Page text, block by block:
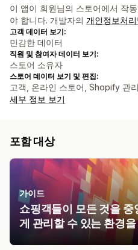
이 앱이 회원님의 스토어에서 작
야 합니다. 개발자의 개인정보처리
고객 데이터 보기:
민감한 데이터
직원 및 참여자 데이터 보기:
스토어 소유자
스토어 데이터 보기 및 편집:
고객, 온라인 스토어, Shopify 관
세부 정보 보기
포함 대상
가이드
쇼핑객들이 모든 것을
게 관리할 수 있는 환경